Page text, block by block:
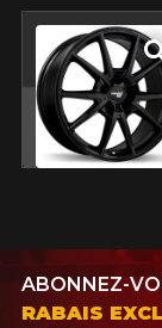
ABONNEZ-
RABAIS